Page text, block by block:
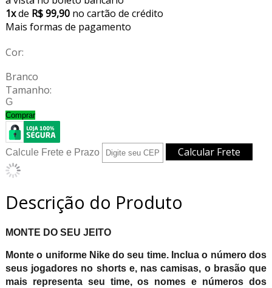
1xde R$ 99,90 no cartão de crédito
Mais formas de pagamento
Cor:
Branco
Tamanho:
G
Comprar
Calcule Frete e Prazo
Descrição do Produto
MONTE DO SEU JEITO
Monte o uniforme Nike do seu time. Inclua o número dos
seus jogadores no shorts e, nas camisas, o brasão que
mais representa seu time, os nomes e números dos